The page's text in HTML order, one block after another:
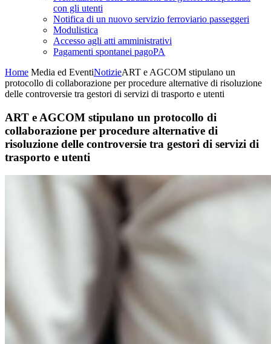
con gli utenti
Notifica di un nuovo servizio ferroviario passeggeri
Modulistica
Accesso agli atti amministrativi
Pagamenti spontanei pagoPA
Home Media ed EventiNotizieART e AGCOM stipulano un
protocollo di collaborazione per procedure alternative di risoluzione
delle controversie tra gestori di servizi di trasporto e utenti
ART e AGCOM stipulano un protocollo di
collaborazione per procedure alternative di
risoluzione delle controversie tra gestori di servizi di
trasporto e utenti